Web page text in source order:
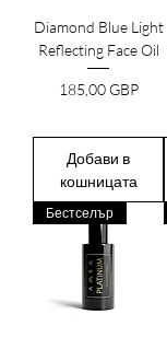
Diamond Blue Light
Reflecting Face Oil
Цена
185,00 GBP
Добави в
кошницата
Бестселър